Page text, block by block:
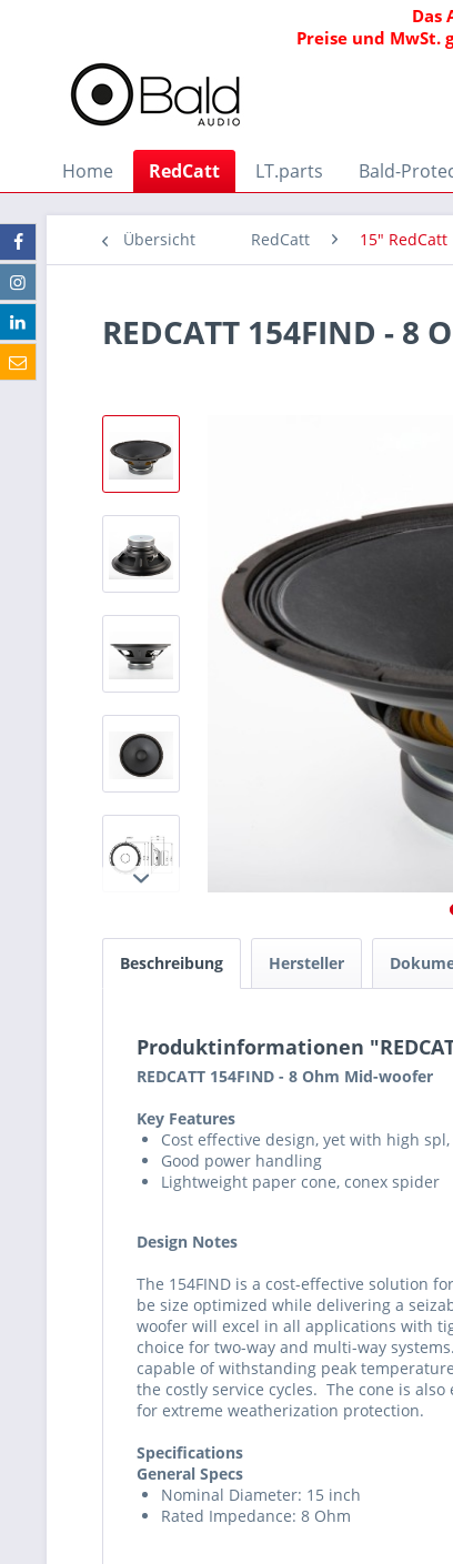
Das
Preise und
Home RedCatt LT.parts Bald-
Übersicht RedCatt 15" RedCatt
REDCATT 154FIND - 8
Beschreibung Hersteller
Produktinformationen
REDCATT 154FIND - 8 Ohm Mid-woofer
Key Features
Cost effective design, yet with high
Good power handling
Lightweight paper cone, conex spider
Design Notes
The 154FIND is a cost-effective solution
be size optimized while delivering a
woofer will excel in all applications with
choice for two-way and multi-way
capable of withstanding peak
the costly service cycles. The cone is
for extreme weatherization protection.
Specifications
General Specs
Nominal Diameter: 15 inch
Rated Impedance: 8 Ohm